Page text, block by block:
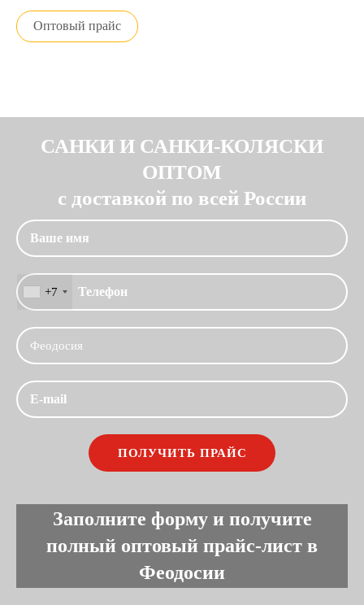
Оптовый прайс
САНКИ И САНКИ-КОЛЯСКИ
ОПТОМ
с доставкой по всей России
+7
Заполните форму и получите
полный оптовый прайс-лист в
Феодосии